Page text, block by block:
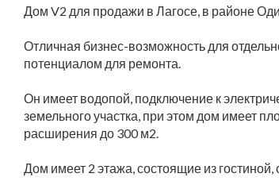
Дом V2 для продажи в Лагосе, в районе
Отличная бизнес-возможность для
потенциалом для ремонта.
Он имеет водопой, подключение к
земельного участка, при этом дом имеет
расширения до 300 м2.
Дом имеет 2 этажа, состоящие из